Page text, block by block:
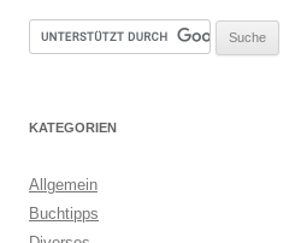
KATEGORIEN
Allgemein
Buchtipps